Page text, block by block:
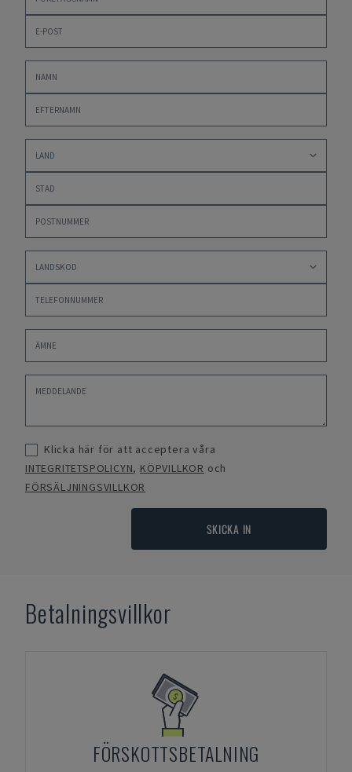
Klicka här för att acceptera våra
INTEGRITETSPOLICYN, KÖPVILLKOR och
FÖRSÄLJNINGSVILLKOR
SKICKA IN
Betalningsvillkor
FÖRSKOTTSBETALNING